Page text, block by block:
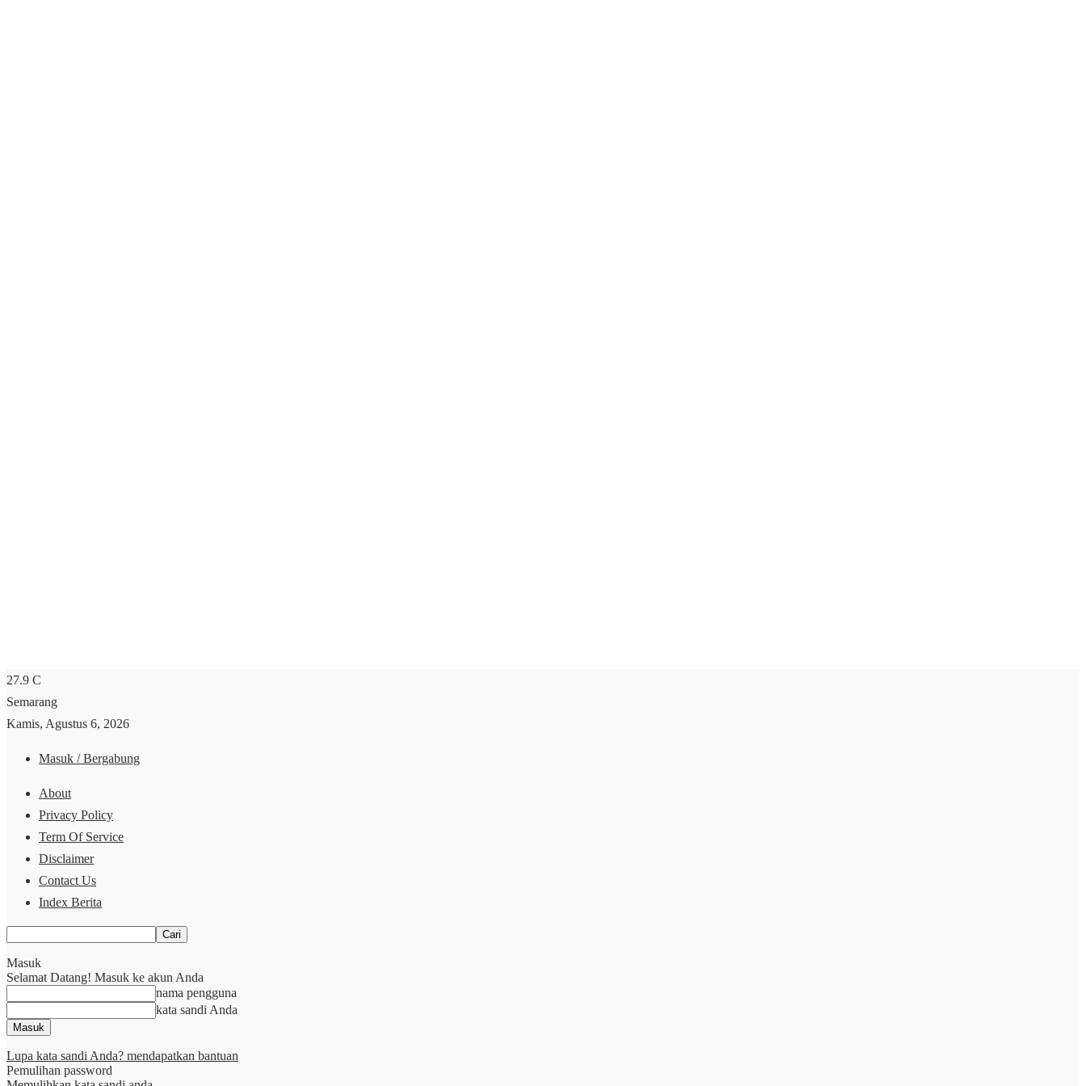
27.9 C
Semarang
Kamis, Agustus 6, 2026
Masuk / Bergabung
About
Privacy Policy
Term Of Service
Disclaimer
Contact Us
Index Berita
Masuk
Selamat Datang! Masuk ke akun Anda
nama pengguna
kata sandi Anda
Lupa kata sandi Anda? mendapatkan bantuan
Pemulihan password